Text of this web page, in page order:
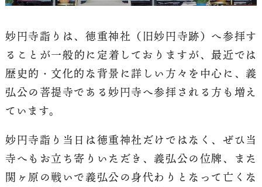
妙円寺詣りは、徳重神社（旧妙円寺跡）へ参拝す
ることが一般的に定着しておりますが、最近では
歴史的・文化的な背景に詳しい方々を中心に、義
弘公の菩提寺である妙円寺へ参拝される方も増え
ています。
妙円寺詣り当日は徳重神社だけではなく、ぜひ当
寺へもお立ち寄りいただき、義弘公の位牌、また
関ヶ原の戦いで義弘公の身代わりとなって亡くな